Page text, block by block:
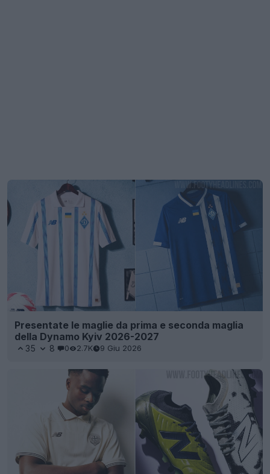
Presentate le maglie da prima e seconda maglia
della Dynamo Kyiv 2026-2027
35 8 0 2.7K 9 Giu 2026